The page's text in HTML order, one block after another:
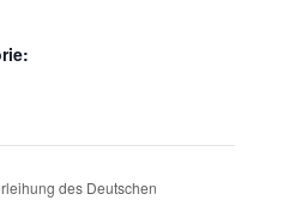
des Deutschen